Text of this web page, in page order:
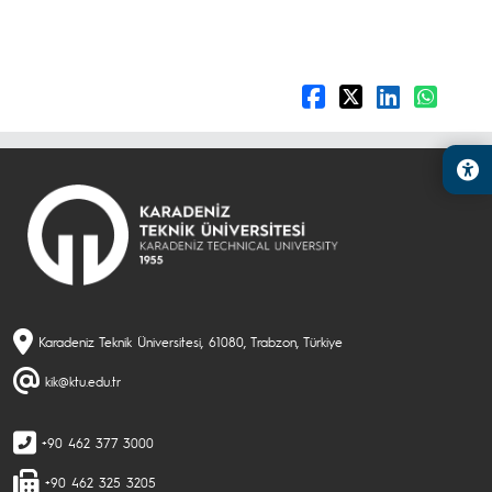
Karadeniz Teknik Üniversitesi, 61080, Trabzon, Türkiye
kik@ktu.edu.tr
+90 462 377 3000
+90 462 325 3205